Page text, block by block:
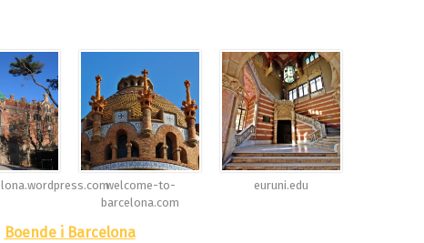
welcome-to-
barcelona.com
euruni.edu
Boende i Barcelona